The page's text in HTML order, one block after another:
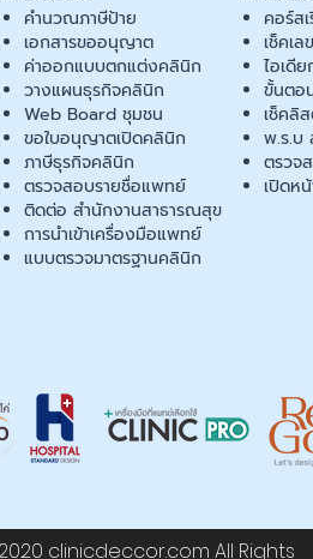
คำนวณภาษีป้าย
เอกสารขออนุญาต
ค่าออกแบบตกแต่งคลินิก
วางแผนธุรกิจคลินิก
Web Board ชุมชน
ขอใบอนุญาตเปิดคลินิก
ภาษีธุรกิจคลินิก
ตรวจสอบรายชื่อแพทย์
ติดต่อ สำนักงานสาธารณสุข
การนำเข้าเครื่องมือแพทย์
แบบตรวจมาตรฐานคลินิก
คอร์ส
เช็คเ
ไอเดี
ขั้นตอ
เช็คลิ
พ.ร.บ
ตรวจ
เปิดห
clinicdeccor.com All Rights